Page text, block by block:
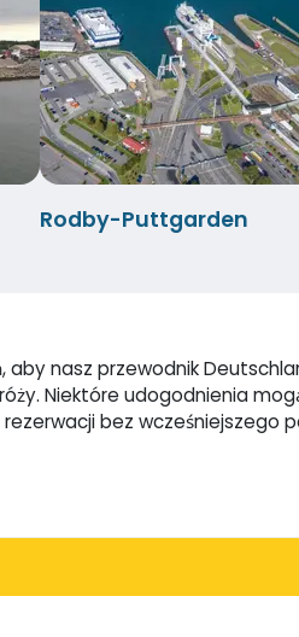
Rodby-Puttgarden
aby nasz przewodnik
Niektóre udogodnienia
bez wcześniejszego